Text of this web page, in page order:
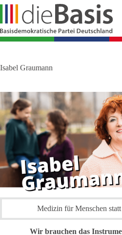
Zum
springen
Isabel Graumann
Medizin für Menschen
Wir brauchen das